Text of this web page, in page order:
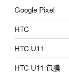
Google Pixel
HTC
HTC U11
HTC U11 包膜